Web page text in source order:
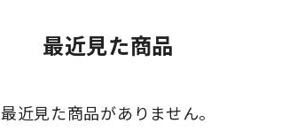
最近見た商品
最近見た商品がありません。